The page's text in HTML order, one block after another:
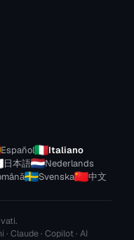
Español
Italiano
日本語
Nederlands
Svenska 中文
Claude · Copilot · AI